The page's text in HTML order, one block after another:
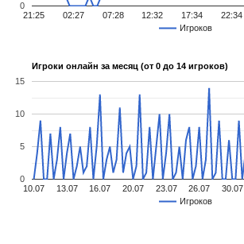
Игроков
21:25 02:27 07:28 12:32 17:34 22:34
0
Игроки онлайн за месяц (от 0 до 14 игроков)
Игроков
10.07 13.07 16.07 20.07 23.07 26.07 30.07
0
5
10
15